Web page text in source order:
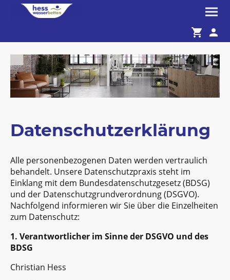
Datenschutzerklärung
Alle personenbezogenen Daten werden vertraulich
behandelt. Unsere Datenschutzpraxis steht im
Einklang mit dem Bundesdatenschutzgesetz (BDSG)
und der Datenschutzgrundverordnung (DSGVO).
Nachfolgend informieren wir Sie über die Einzelheiten
zum Datenschutz:
1. Verantwortlicher im Sinne der DSGVO und des
BDSG
Christian Hess